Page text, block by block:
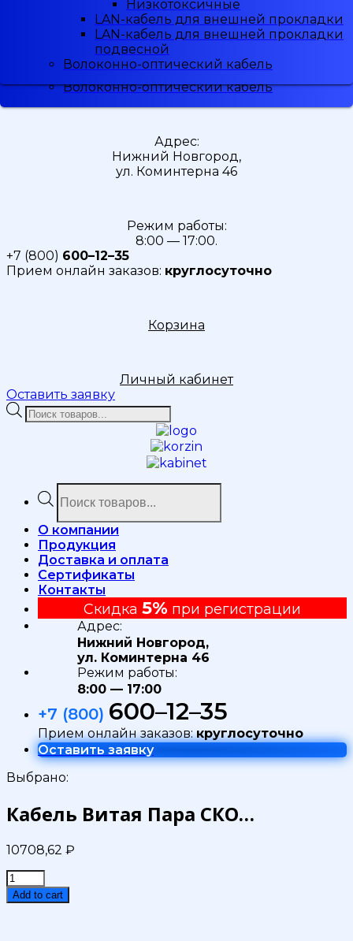
Малодымные
Низкотоксичные
LAN-кабель для внешней прокладки
LAN-кабель для внешней прокладки
подвесной
Волоконно-оптический кабель
при регистрации
Адрес:
Нижний Новгород,
ул. Коминтерна 46
Режим работы:
8:00 — 17:00.
+7 (800) 600–12–35
Прием онлайн заказов: круглосуточно
Корзина
Личный кабинет
Оставить заявку
Низкотоксичные
LAN-кабель для внешней прокладки
LAN-кабель для внешней прокладки
подвесной
Волоконно-оптический кабель
Поиск
товаров
Поиск
товаров
О компании
Продукция
Доставка и оплата
Сертификаты
Контакты
Скидка 5% при регистрации
Адрес:
Нижний Новгород,
ул. Коминтерна 46
Режим работы:
8:00 — 17:00
+7 (800) 600–12–35
Прием онлайн заказов:круглосуточно
Оставить заявку
Низкотоксичные
LAN-кабель для внешней прокладки
LAN-кабель для внешней прокладки
подвесной
Волоконно-оптический кабель
Выбрано:
Кабель Витая Пара СКО…
10708,62 ₽
Кабель
Витая
Пара
Add to cart